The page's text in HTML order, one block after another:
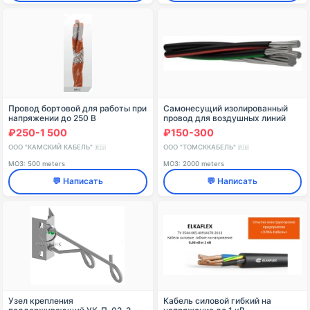
Провод бортовой для работы при
напряжении до 250 В
переменного тока частоты до
6000 Гц (350 В постоянного
тока) при атмосферном
₽250-1 500
ООО "КАМСКИЙ КАБЕЛЬ" 🇷🇺
МОЗ: 500 meters
💬 Написать
Самонесущий изолированный
провод для воздушных линий
электропередачи на
номинальное напряжение до
0,6/1 кВ включительно, номинал
₽150-300
ООО "ТОМСККАБЕЛЬ" 🇷🇺
МОЗ: 2000 meters
💬 Написать
Узел крепления
Кабель силовой гибкий на